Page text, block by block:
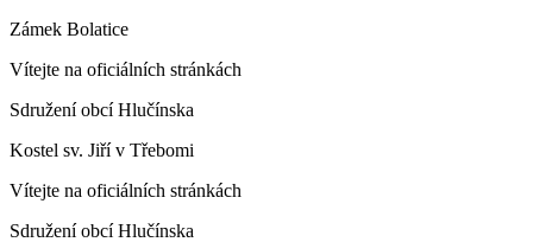
Zámek Bolatice
Vítejte na oficiálních stránkách
Sdružení obcí Hlučínska
Kostel sv. Jiří v Třebomi
Vítejte na oficiálních stránkách
Sdružení obcí Hlučínska